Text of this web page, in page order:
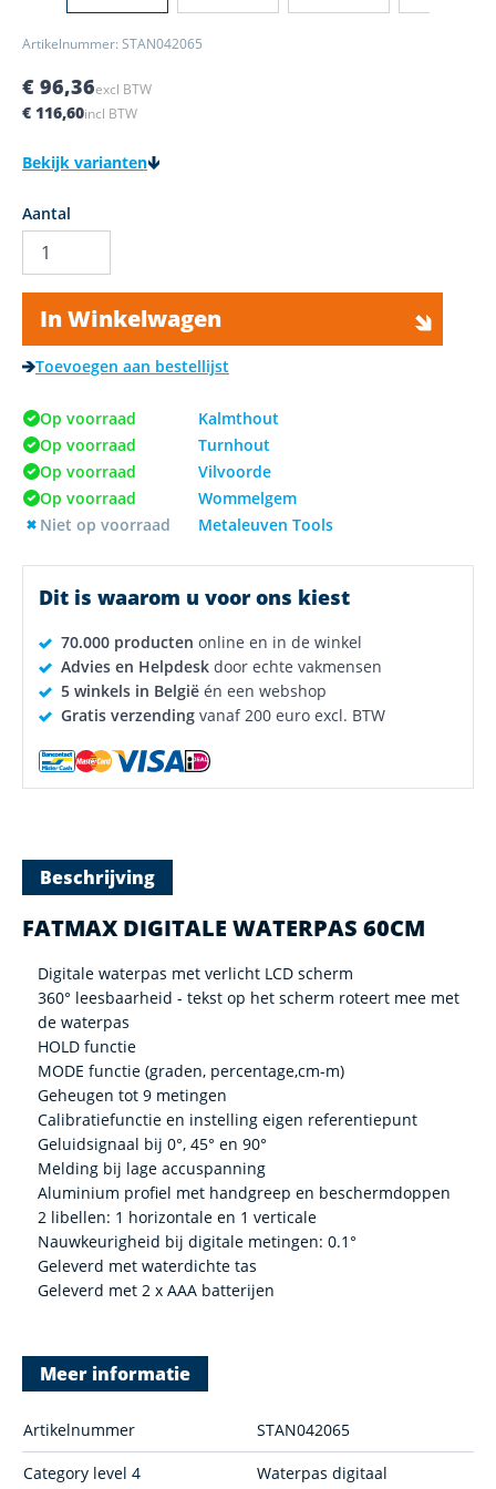
Artikelnummer: STAN042065
€ 96,36excl BTW
€ 116,60incl BTW
Bekijk varianten
Aantal
In Winkelwagen
Toevoegen aan bestellijst
Op voorraad
Kalmthout
Op voorraad
Turnhout
Op voorraad
Vilvoorde
Op voorraad
Wommelgem
Niet op voorraad
Metaleuven Tools
Dit is waarom u voor ons kiest
70.000 producten online en in de winkel
Advies en Helpdesk door echte vakmensen
5 winkels in België én een webshop
Gratis verzending vanaf 200 euro excl. BTW
Beschrijving
FATMAX DIGITALE WATERPAS 60CM
Digitale waterpas met verlicht LCD scherm
360° leesbaarheid - tekst op het scherm roteert mee met
de waterpas
HOLD functie
MODE functie (graden, percentage,cm-m)
Geheugen tot 9 metingen
Calibratiefunctie en instelling eigen referentiepunt
Geluidsignaal bij 0°, 45° en 90°
Melding bij lage accuspanning
Aluminium profiel met handgreep en beschermdoppen
2 libellen: 1 horizontale en 1 verticale
Nauwkeurigheid bij digitale metingen: 0.1°
Geleverd met waterdichte tas
Geleverd met 2 x AAA batterijen
Meer informatie
Artikelnummer STAN042065
Category level 4 Waterpas digitaal